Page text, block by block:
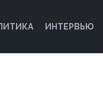
ИНТЕРВЬЮ